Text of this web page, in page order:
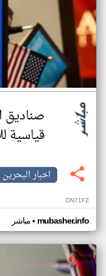
صناديق
قياسية
اخبار البحرين
DN71FZ
مباشر• mubasher.info